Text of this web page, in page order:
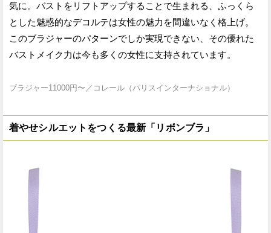
気に。バストをリフトアップすることで生まれる、ふっくら
とした魅惑的なデコルテは女性の魅力を間違いなく格上げ。
このブラジャーのパターンでしか実現できない、その優れた
バストメイク力は今も多くの女性に支持されています。
ブラジャー11000円〜／コレール（パリスインターナショナル）
着やせシルエットをつくる最新「リボンブラ」